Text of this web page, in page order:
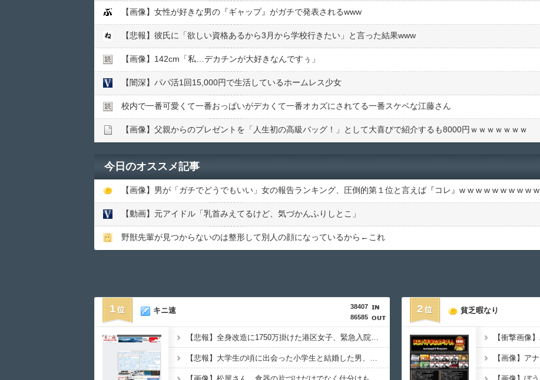
【画像】女性が好きな男の『ギャップ』がガチで発表されるwww
【悲報】彼氏に「欲しい資格あるから3月から学校行きたい」と言った結果www
【画像】142cm「私…デカチンが大好きなんですぅ」
【闇深】パパ活1回15,000円で生活しているホームレス少女
校内で一番可愛くて一番おっぱいがデカくて一番オカズにされてる一番スケベな江藤さん
【画像】父親からのプレゼントを「人生初の高級バッグ！」として大喜びで紹介するも8000円ｗｗｗｗｗｗｗ
今日のオススメ記事
【画像】男が「ガチでどうでもいい」女の報告ランキング、圧倒的第１位と言えば『コレ』w w w w w w w w w w
【動画】元アイドル「乳首みえてるけど、気づかんふりしとこ」
野獣先輩が見つからないのは整形して別人の顔になっているから←これ
1
38407
86585
キニ速
【悲報】全身改造に1750万掛けた港区女子、緊急入院でNHK報道局との合コンをキャンセル
【悲報】大学生の頃に出会った小学生と結婚した男、めちゃくちゃ炎上してしまうwwwwwwwww
2 貧乏暇なり